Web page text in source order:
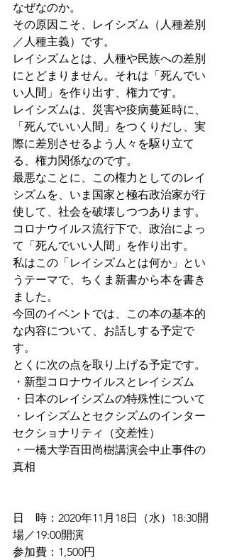
なぜなのか。
その原因こそ、レイシズム（人種差別
／人種主義）です。
レイシズムとは、人種や民族への差別
にとどまりません。それは「死んでい
い人間」を作り出す、権力です。
レイシズムは、災害や疫病蔓延時に、
「死んでいい人間」をつくりだし、実
際に差別させるよう人々を駆り立て
る、権力関係なのです。
最悪なことに、この権力としてのレイ
シズムを、いま国家と極右政治家が行
使して、社会を破壊しつつあります。
コロナウイルス流行下で、政治によっ
て「死んでいい人間」を作り出す。
私はこの「レイシズムとは何か」とい
うテーマで、ちくま新書から本を書き
ました。
今回のイベントでは、この本の基本的
な内容について、お話しする予定で
す。
とくに次の点を取り上げる予定です。
・新型コロナウイルスとレイシズム
・日本のレイシズムの特殊性について
・レイシズムとセクシズムのインター
セクショナリティ（交差性）
・一橋大学百田尚樹講演会中止事件の
真相
日　時：2020年11月18日（水）18:30開
場／19:00開演
参加費：1,500円